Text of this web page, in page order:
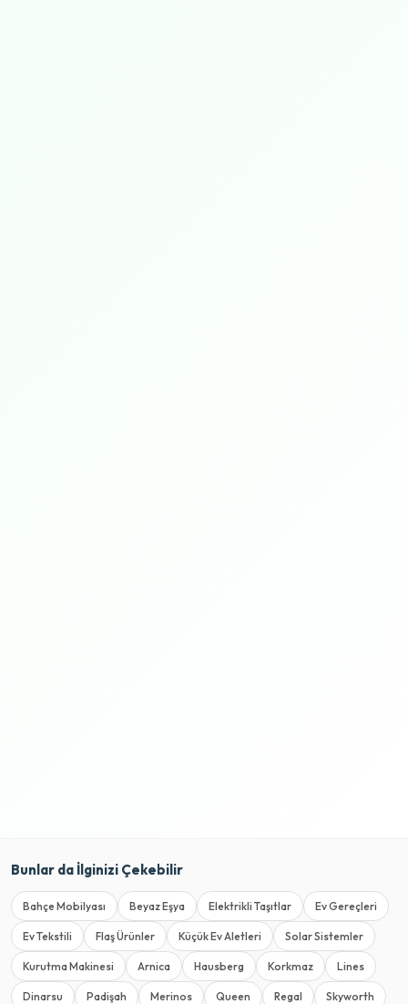
Bunlar da İlginizi Çekebilir
Bahçe Mobilyası Beyaz Eşya Elektrikli Taşıtlar Ev Gereçleri
Ev Tekstili Flaş Ürünler Küçük Ev Aletleri Solar Sistemler
Kurutma Makinesi Arnica Hausberg Korkmaz Lines
Dinarsu Padişah Merinos Queen Regal Skyworth